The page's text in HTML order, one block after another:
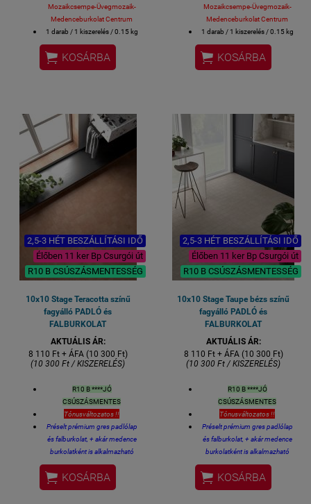
Mozaikcsempe-Üvegmozaik-
Medenceburkolat Centrum
1 darab / 1 kiszerelés / 0.15 kg
Méret: 10 x 10 cm / burkolólap
beltéri fal burkolat
spanyol burkolat
 KOSÁRBA
Mozaikcsempe-Üvegmozaik-
Medenceburkolat Centrum
1 darab / 1 kiszerelés / 0.15 kg
Méret: 10 x 10 cm / burkolólap
beltéri fal burkolat
spanyol burkolat
 KOSÁRBA
2,5-3 HÉT BESZÁLLÍTÁSI IDŐ
Élőben 11 ker Bp Csurgói út
R10 B CSÚSZÁSMENTESSÉG
10x10 Stage Teracotta színű
fagyálló PADLÓ és
FALBURKOLAT
AKTUÁLIS ÁR:
8 110 Ft + ÁFA (10 300 Ft)
(10 300 Ft / KISZERELÉS)
R10 B ****JÓ
CSÚSZÁSMENTES
Tónusváltozatos !!
Préselt prémium gres padlólap
és falburkolat, + akár medence
burkolatként is alkalmazható
Felhasználható: kültéri fagyálló
padlóburkolat, medence köré,
teraszra és erkélyre, lépcsőre,
 KOSÁRBA
2,5-3 HÉT BESZÁLLÍTÁSI IDŐ
Élőben 11 ker Bp Csurgói út
R10 B CSÚSZÁSMENTESSÉG
10x10 Stage Taupe bézs színű
fagyálló PADLÓ és
FALBURKOLAT
AKTUÁLIS ÁR:
8 110 Ft + ÁFA (10 300 Ft)
(10 300 Ft / KISZERELÉS)
R10 B ****JÓ
CSÚSZÁSMENTES
Tónusváltozatos !!
Préselt prémium gres padlólap
és falburkolat, + akár medence
burkolatként is alkalmazható
Felhasználható: kültéri fagyálló
padlóburkolat, medence köré,
teraszra és erkélyre, lépcsőre,
 KOSÁRBA